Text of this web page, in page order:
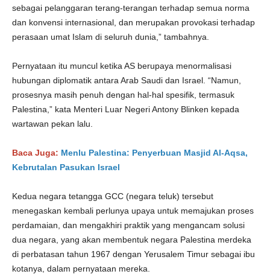
sebagai pelanggaran terang-terangan terhadap semua norma
dan konvensi internasional, dan merupakan provokasi terhadap
perasaan umat Islam di seluruh dunia,” tambahnya.
Pernyataan itu muncul ketika AS berupaya menormalisasi
hubungan diplomatik antara Arab Saudi dan Israel. “Namun,
prosesnya masih penuh dengan hal-hal spesifik, termasuk
Palestina,” kata Menteri Luar Negeri Antony Blinken kepada
wartawan pekan lalu.
Baca Juga: Menlu Palestina: Penyerbuan Masjid Al-Aqsa,
Kebrutalan Pasukan Israel
Kedua negara tetangga GCC (negara teluk) tersebut
menegaskan kembali perlunya upaya untuk memajukan proses
perdamaian, dan mengakhiri praktik yang mengancam solusi
dua negara, yang akan membentuk negara Palestina merdeka
di perbatasan tahun 1967 dengan Yerusalem Timur sebagai ibu
kotanya, dalam pernyataan mereka.